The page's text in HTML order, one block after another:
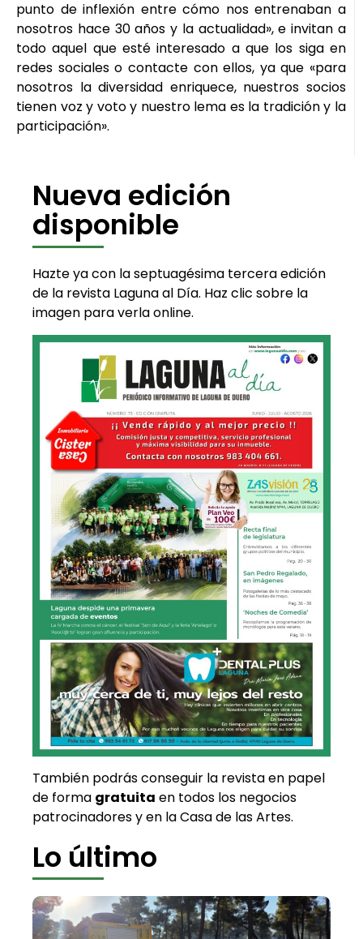
punto de inflexión entre cómo nos entrenaban a
nosotros hace 30 años y la actualidad», e invitan a
todo aquel que esté interesado a que los siga en
redes sociales o contacte con ellos, ya que «para
nosotros la diversidad enriquece, nuestros socios
tienen voz y voto y nuestro lema es la tradición y la
participación».
Nueva edición
disponible
Hazte ya con la septuagésima tercera edición
de la revista Laguna al Día. Haz clic sobre la
imagen para verla online.
También podrás conseguir la revista en papel
de forma gratuita en todos los negocios
patrocinadores y en la Casa de las Artes.
Lo último